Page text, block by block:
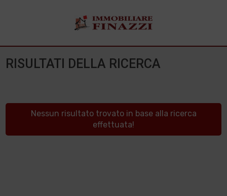
RISULTATI DELLA RICERCA
Nessun risultato trovato in base alla ricerca
effettuata!